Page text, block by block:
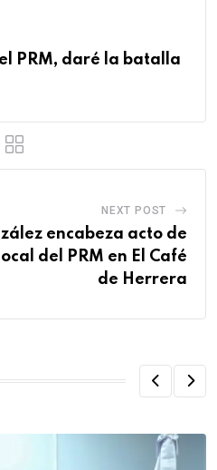
PRM, daré la batalla
NEXT POST
encabeza acto de
del PRM en El Café
de Herrera